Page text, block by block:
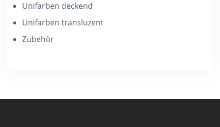
Unifarben deckend
Unifarben transluzent
Zubehör